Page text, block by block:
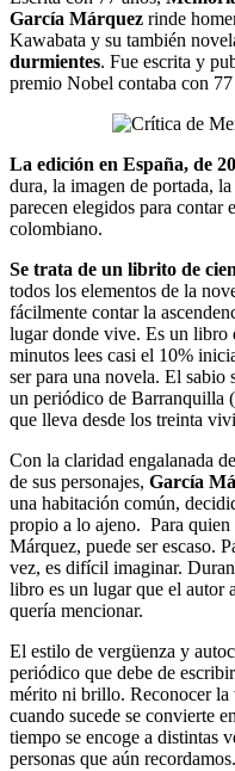
García Márquez rinde
Kawabata y su también
durmientes. Fue escrita y
premio Nobel contaba con 77
La edición en España, de
dura, la imagen de portada,
parecen elegidos para contar
colombiano.
Se trata de un librito de
todos los elementos de la
fácilmente contar la
lugar donde vive. Es un libro
minutos lees casi el 10%
ser para una novela. El sabio
un periódico de Barranquilla
que lleva desde los treinta
Con la claridad engalanada
de sus personajes, García
una habitación común,
propio a lo ajeno. Para quien
Márquez, puede ser escaso.
vez, es difícil imaginar.
libro es un lugar que el autor
quería mencionar.
El estilo de vergüenza y
periódico que debe de
mérito ni brillo. Reconocer la
cuando sucede se convierte
tiempo se encoge a distintas
personas que aún recordamos.